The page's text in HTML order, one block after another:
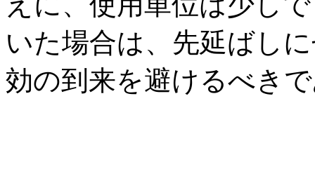
いた場合は、先延ばし
効の到来を避けるべき